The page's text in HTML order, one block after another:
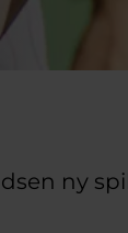
ny